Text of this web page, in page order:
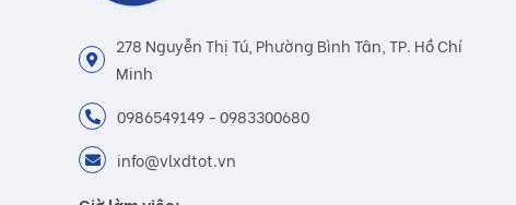
278 Nguyễn Thị Tú, Phường Bình Tân, TP. Hồ Chí
Minh
0986549149 - 0983300680
info@vlxdtot.vn